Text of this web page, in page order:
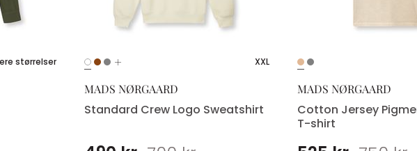
størrelser XXL
MADS NØRGAARD
Standard Crew Logo Sweatshirt
MADS NØRGAARD
Cotton Jersey
T-shirt